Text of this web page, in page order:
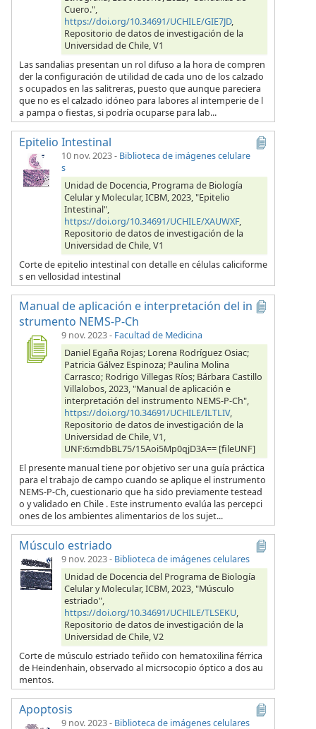
Cuero.",
https://doi.org/10.34691/UCHILE/GIE7JD,
Repositorio de datos de investigación de la
Universidad de Chile, V1
Las sandalias presentan un rol difuso a la hora de compren
der la configuración de utilidad de cada uno de los calzado
s ocupados en las salitreras, puesto que aunque pareciera
que no es el calzado idóneo para labores al intemperie de l
a pampa o fiestas, si podría ocuparse para lab...
Epitelio Intestinal
10 nov. 2023- Biblioteca de imágenes celulare
s
Unidad de Docencia, Programa de Biología
Celular y Molecular, ICBM, 2023, "Epitelio
Intestinal",
https://doi.org/10.34691/UCHILE/XAUWXF,
Repositorio de datos de investigación de la
Universidad de Chile, V1
Corte de epitelio intestinal con detalle en células caliciforme
s en vellosidad intestinal
Manual de aplicación e interpretación del in
strumento NEMS-P-Ch
9 nov. 2023- Facultad de Medicina
Daniel Egaña Rojas; Lorena Rodríguez Osiac;
Patricia Gálvez Espinoza; Paulina Molina
Carrasco; Rodrigo Villegas Ríos; Bárbara Castillo
Villalobos, 2023, "Manual de aplicación e
interpretación del instrumento NEMS-P-Ch",
https://doi.org/10.34691/UCHILE/ILTLIV,
Repositorio de datos de investigación de la
Universidad de Chile, V1,
UNF:6:mdbBL75/15Aoi5Mp0qjD3A== [fileUNF]
El presente manual tiene por objetivo ser una guía práctica
para el trabajo de campo cuando se aplique el instrumento
NEMS-P-Ch, cuestionario que ha sido previamente testead
o y validado en Chile . Este instrumento evalúa las percepci
ones de los ambientes alimentarios de los sujet...
Músculo estriado
9 nov. 2023- Biblioteca de imágenes celulares
Unidad de Docencia del Programa de Biología
Celular y Molecular, ICBM, 2023, "Músculo
estriado",
https://doi.org/10.34691/UCHILE/TLSEKU,
Repositorio de datos de investigación de la
Universidad de Chile, V2
Corte de músculo estriado teñido con hematoxilina férrica
de Heindenhain, observado al micrsocopio óptico a dos au
mentos.
Apoptosis
9 nov. 2023- Biblioteca de imágenes celulares